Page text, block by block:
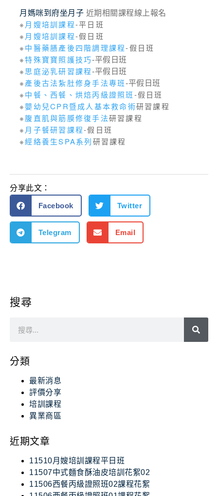
月媽咪到府坐月子 近期相關課程線上報名
※ 月嫂培訓課程-平日班
※ 月嫂培訓課程-假日班
※中醫藥膳產後四階調理課程-假日班
※特殊寶寶照護技巧-平假日班
※思庭泌乳研習課程-平假日班
※產後古法紮肚修身手法專班-平假日班
※中餐、西餐、烘焙丙級證照班-假日班
※嬰幼兒CPR暨成人基本救命術研習課程
※腹直肌與筋膜修復手法研習課程
※ 月子餐研習課程-假日班
※經絡養生SPA系列研習課程
分享此文：
Facebook Twitter
Telegram Email
搜尋
分類
最新消息
評價分享
培訓課程
異業商區
近期文章
11510月嫂培訓課程平日班
11507中式麵食酥油皮培訓花絮02
11506西餐丙級證照班02課程花絮